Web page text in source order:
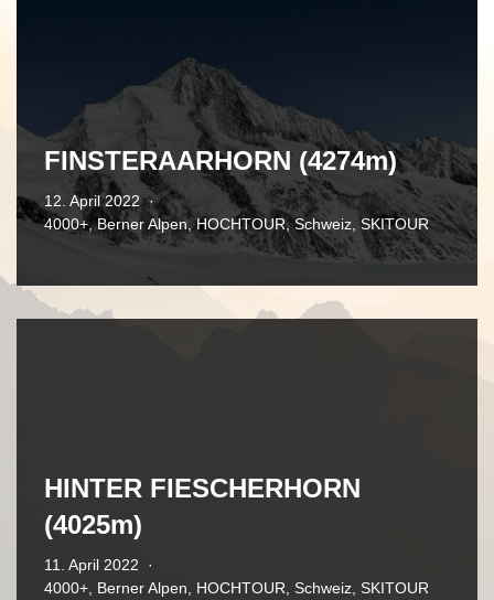
FINSTERAARHORN (4274m)
12. April 2022
4000+,Berner Alpen,HOCHTOUR,Schweiz, SKITOUR
HINTER FIESCHERHORN
(4025m)
11. April 2022
4000+, Berner Alpen, HOCHTOUR, Schweiz, SKITOUR